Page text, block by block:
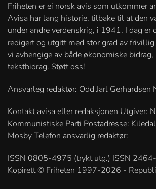
Friheten er ei norsk avis som utkommer
Avisa har lang historie, tilbake til at den
under andre verdenskrig, i 1941. I dag er
redigert og utgitt med stor grad av frivillig
vi avhengige av både økonomiske bidrag,
tekstbidrag. Støtt oss!
Ansvarleg redaktør: Odd Jarl Gerhardsen
Kontakt avisa eller redaksjonen Utgiver:
Kommunistiske Parti Postadresse:
Mosby Telefon ansvarlig redaktør:
ISSN 0805-4975 (trykt utg.) ISSN
Kopirett © Friheten 1997-2026 -